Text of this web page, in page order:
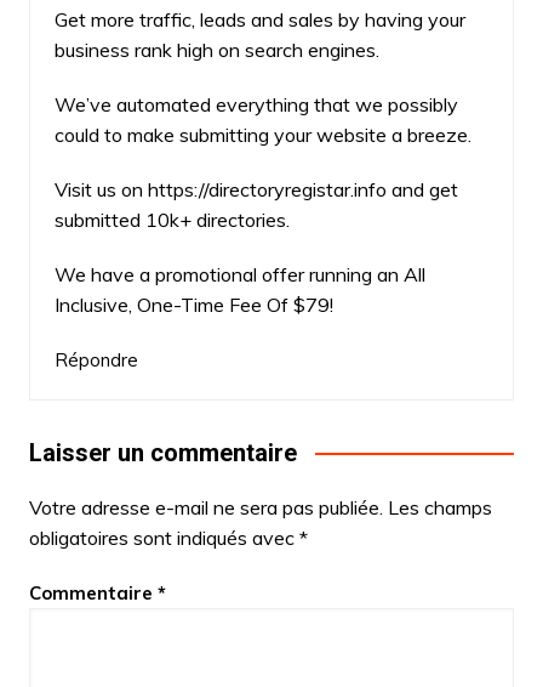
Get more traffic, leads and sales by having your
business rank high on search engines.
We’ve automated everything that we possibly
could to make submitting your website a breeze.
Visit us on https://directoryregistar.info and get
submitted 10k+ directories.
We have a promotional offer running an All
Inclusive, One-Time Fee Of $79!
Répondre
Laisser un commentaire
Votre adresse e-mail ne sera pas publiée. Les champs
obligatoires sont indiqués avec *
Commentaire *